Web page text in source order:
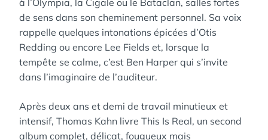
à l’Olympia, la Cigale ou le Bataclan, salles fortes
de sens dans son cheminement personnel. Sa voix
rappelle quelques intonations épicées d’Otis
Redding ou encore Lee Fields et, lorsque la
tempête se calme, c’est Ben Harper qui s’invite
dans l’imaginaire de l’auditeur.
Après deux ans et demi de travail minutieux et
intensif, Thomas Kahn livre This Is Real, un second
album complet, délicat, fougueux mais